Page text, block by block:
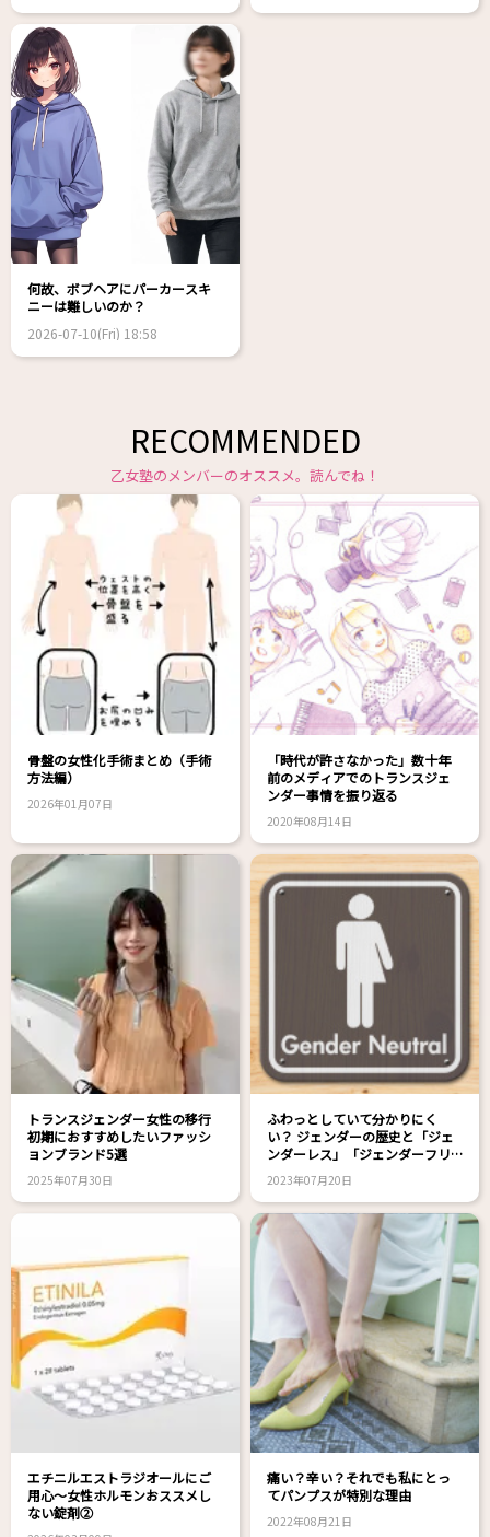
何故、ボブヘアにパーカースキ
ニーは難しいのか？
2026-07-10(Fri) 18:58
RECOMMENDED
乙女塾のメンバーのオススメ。読んでね！
骨盤の女性化手術まとめ（手術
方法編）
2026年01月07日
「時代が許さなかった」数十年
前のメディアでのトランスジェ
ンダー事情を振り返る
2020年08月14日
トランスジェンダー女性の移行
初期におすすめしたいファッシ
ョンブランド5選
2025年07月30日
ふわっとしていて分かりにく
い？ ジェンダーの歴史と「ジェ
ンダーレス」「ジェンダーフリ
ル」という3つの考え方
2023年07月20日
エチニルエストラジオールにご
用心～女性ホルモンおススメし
ない錠剤②
痛い？辛い？それでも私にとっ
てパンプスが特別な理由
2022年08月21日